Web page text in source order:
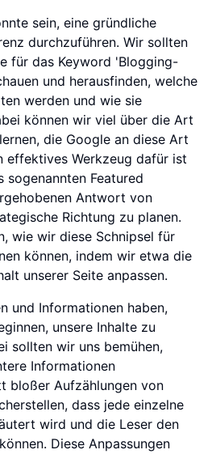
sein, eine gründliche
durchzuführen. Wir sollten
für das Keyword 'Blogging-
und herausfinden, welche
werden und wie sie
können wir viel über die Art
die Google an diese Art
effektives Werkzeug dafür ist
sogenannten Featured
Antwort von
Richtung zu planen.
wie wir diese Schnipsel für
können, indem wir etwa die
unserer Seite anpassen.
und Informationen haben,
unsere Inhalte zu
sollten wir uns bemühen,
Informationen
bloßer Aufzählungen von
dass jede einzelne
wird und die Leser den
Diese Anpassungen